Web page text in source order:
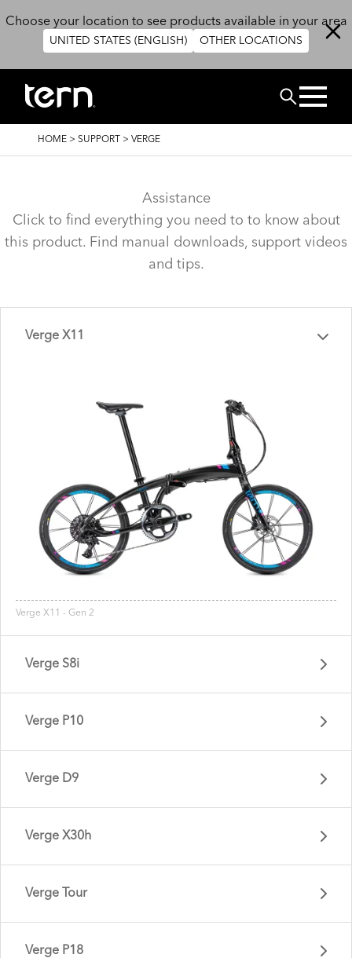
Choose your location to see products available in your area
UNITED STATES (ENGLISH) OTHER LOCATIONS
BREADCRUMB
HOME > SUPPORT > VERGE
Assistance
Click to find everything you need to to know about
this product. Find manual downloads, support videos
and tips.
Verge X11
Verge X11 - Gen 2
Verge S8i
Verge P10
Verge D9
Verge X30h
Verge Tour
Verge P18